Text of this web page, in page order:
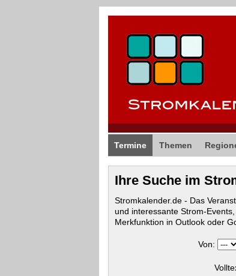
Termine Themen
Ihre Suche im
Stromkalender.de - Das
und interessante Strom-
Merkfunktion in Outlook oder
Von: